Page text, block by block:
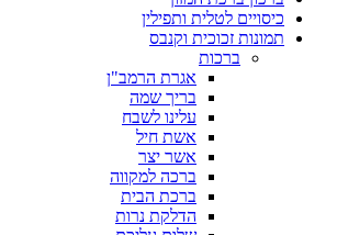
כיסויים לטלית ותפילין
תמונות זכוכית וקנבס
ברכות
אגרת הרמב"ן
בריך שמה
עלינו לשבח
אשת חיל
אשר יצר
ברכה למקווה
ברכת הבית
הדלקת נרות